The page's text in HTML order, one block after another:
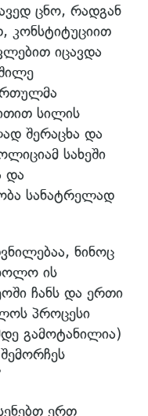
ცნო, რადგან
კონსტიტუციით
იცავდა
სილის
შერაცხა და
სახეში
და
სანატრელად
ნინოც
ის
ჩანს და ერთი
პროცესი
გამოტანილია)
ერთ